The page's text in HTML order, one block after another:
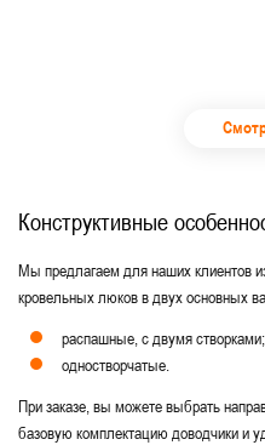
Конструктивные
Мы предлагаем для наших клиентов
кровельных люков в двух основных
распашные, с двумя створками;
одностворчатые.
При заказе, вы можете выбрать
базовую комплектацию доводчики и